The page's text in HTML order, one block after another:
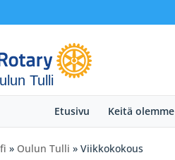
Tulli
Etusivu Keitä olemme
» Oulun Tulli » Viikkokokous